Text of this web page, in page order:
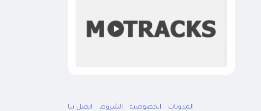
المدونات الخصوصية الشروط اتصل بنا